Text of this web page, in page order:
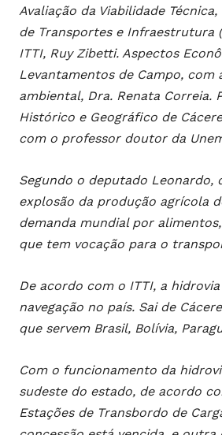
Avaliação da Viabilidade
de Transportes e Infraestrutura
ITTI, Ruy Zibetti. Aspectos
Levantamentos de Campo, com
ambiental, Dra. Renata Correia.
Histórico e Geográfico de
com o professor doutor da
Segundo o deputado Leonardo,
explosão da produção agrícola
demanda mundial por
que tem vocação para o
De acordo com o ITTI, a
navegação no país. Sai de
que servem Brasil, Bolívia,
Com o funcionamento da
sudeste do estado, de acordo
Estações de Transbordo de